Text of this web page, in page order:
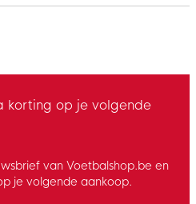
korting op je volgende
van Voetbalshop.be en
je volgende aankoop.